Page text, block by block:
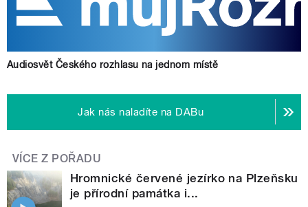
Audiosvět Českého rozhlasu na jednom místě
Jak nás naladíte na DABu
VÍCE Z POŘADU
Hromnické červené jezírko na Plzeňsku
je přírodní památka i...